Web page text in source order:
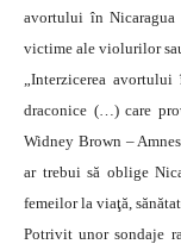
avortului în Nicaragua
victime ale violurilor
„Interzicerea
draconice (…) care
Widney Brown –
ar trebui să oblige
femeilor la viaţă,
Potrivit unor sondaje